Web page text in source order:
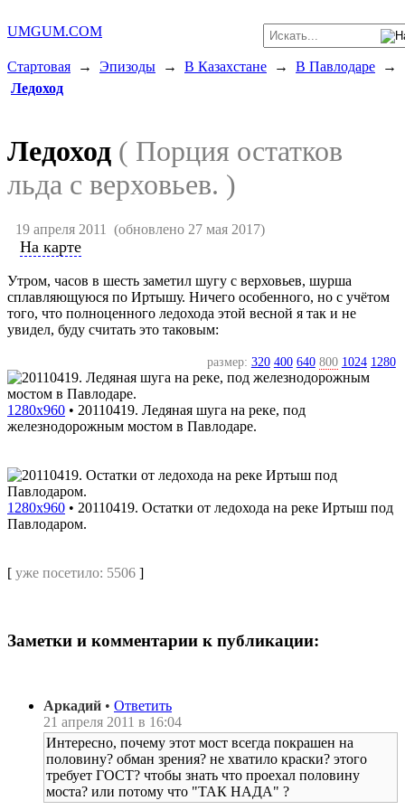
UMGUM.COM
Стартовая → Эпизоды → В Казахстане → В Павлодаре →
Ледоход
Ледоход ( Порция остатков
льда с верховьев. )
19 апреля 2011 (обновлено 27 мая 2017)
На карте
Утром, часов в шесть заметил шугу с верховьев, шурша
сплавляющуюся по Иртышу. Ничего особенного, но с учётом
того, что полноценного ледохода этой весной я так и не
увидел, буду считать это таковым:
размер: 320 400 640 800 1024 1280
1280x960 • 20110419. Ледяная шуга на реке, под
железнодорожным мостом в Павлодаре.
1280x960 • 20110419. Остатки от ледохода на реке Иртыш под
Павлодаром.
[ уже посетило: 5506 ]
Заметки и комментарии к публикации:
Аркадий • Ответить
21 апреля 2011 в 16:04
Интересно, почему этот мост всегда покрашен на
половину? обман зрения? не хватило краски? этого
требует ГОСТ? чтобы знать что проехал половину
моста? или потому что "ТАК НАДА" ?